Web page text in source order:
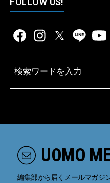
FOLLOW US!
UOMO
編集部から届くメールマガジ